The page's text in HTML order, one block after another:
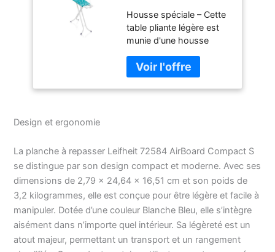
de repassage 110 x
30 cm avec housse
Thermo Reflect,
planche à repasser
chemise et autres
vetêments, table
ajustable avec
Housse spéciale – Cette
table pliante légère est
munie d'une housse
réfléchissant la vapeur et
la chaleur du fer pour
lisser simultanément en-
aux fers à repasser
classiques et aux fers à
vapeur et permet de les
ranger en toute sécurité
Confortable – Grâce à sa
hauteur ajustable de 77
planche de repassage
Design et ergonomie
La planche à repasser Leifheit 72584 AirBoard Compact S
se distingue par son design compact et moderne. Avec ses
dimensions de 2,79 x 24,64 x 16,51 cm et son poids de
3,2 kilogrammes, elle est conçue pour être légère et facile à
manipuler. Dotée d’une couleur Blanche Bleu, elle s’intègre
aisément dans n’importe quel intérieur. Sa légèreté est un
atout majeur, permettant un transport et un rangement